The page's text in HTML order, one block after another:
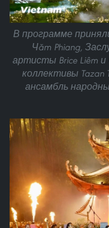
В программе
Чăm Phiang,
артисты Brice Liêm
коллективы Tazan
ансамбль